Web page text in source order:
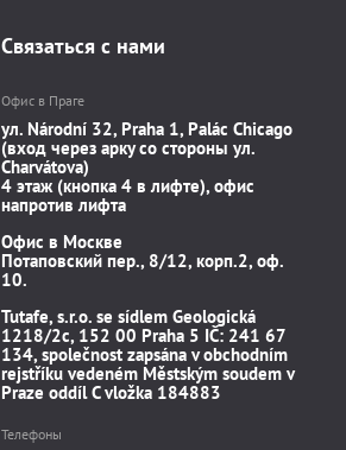
Связаться с нами
Офис в Праге
ул. Národní 32, Praha 1, Palác Chicago
(вход через арку со стороны ул.
Charvátova)
4 этаж (кнопка 4 в лифте), офис
напротив лифта
Офис в Москве
Потаповский пер., 8/12, корп.2, оф.
10.
Tutafe, s.r.o. se sídlem Geologická
1218/2c, 152 00 Praha 5 IČ: 241 67
134, společnost zapsána v obchodním
rejstříku vedeném Městským soudem v
Praze oddíl C vložka 184883
Телефоны